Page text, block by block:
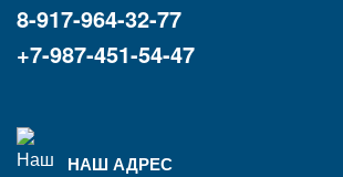
8-917-964-32-77
+7-987-451-54-47
НАШ АДРЕС